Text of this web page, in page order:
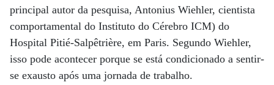
principal autor da pesquisa, Antonius Wiehler, cientista
comportamental do Instituto do Cérebro ICM) do
Hospital Pitié-Salpêtrière, em Paris. Segundo Wiehler,
isso pode acontecer porque se está condicionado a sentir-
se exausto após uma jornada de trabalho.